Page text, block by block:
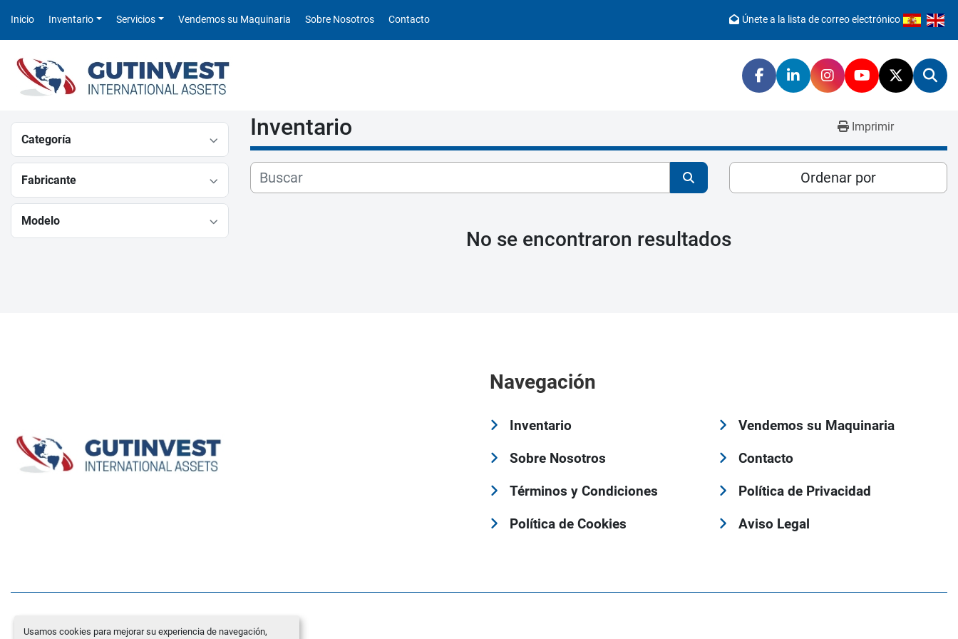
Usamos cookies para mejorar su experiencia de navegación,
Inicio Inventario Servicios Vendemos su Maquinaria Sobre Nosotros Contacto Únete a la lista de correo electrónico
facebooklinkedininstagram
youtubetwitter
Categoría
Fabricante
Modelo
Inventario Imprimir
Ordenar por
No se encontraron resultados
Navegación
Inventario
Vendemos su Maquinaria
Sobre Nosotros
Contacto
Términos y Condiciones
Política de Privacidad
Política de Cookies
Aviso Legal